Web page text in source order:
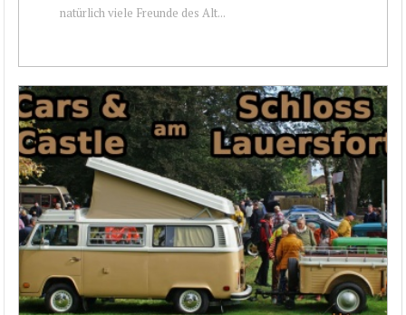
natürlich viele Freunde des Alt...